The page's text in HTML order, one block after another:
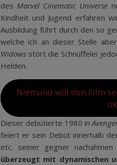
desMarvel Cinematic Universe
Kindheit und Jugend erfahren
Ausbildung führt durch den so
welche ich an dieser Stelle
Widows stört die Schnüffelei
Helden.
Niemand will den Film
Dieser debütierte 1980 in
feiert er sein Debüt innerhalb
etc. seiner gegner
überzeugt mit dynamischen